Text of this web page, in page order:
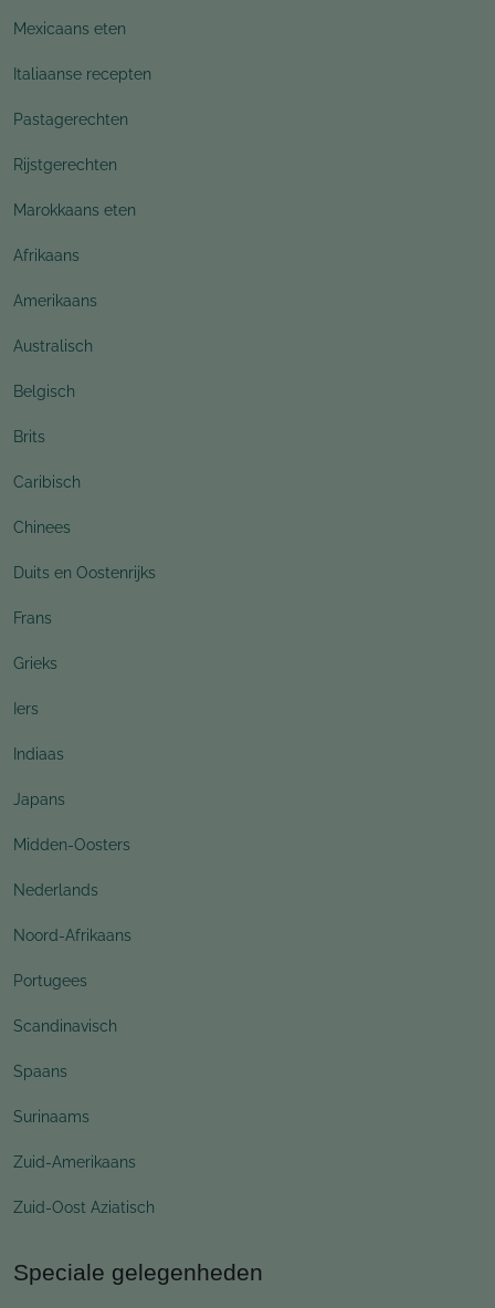
Mexicaans eten
Italiaanse recepten
Pastagerechten
Rijstgerechten
Marokkaans eten
Afrikaans
Amerikaans
Australisch
Belgisch
Brits
Caribisch
Chinees
Duits en Oostenrijks
Frans
Grieks
Iers
Indiaas
Japans
Midden-Oosters
Nederlands
Noord-Afrikaans
Portugees
Scandinavisch
Spaans
Surinaams
Zuid-Amerikaans
Zuid-Oost Aziatisch
Speciale gelegenheden